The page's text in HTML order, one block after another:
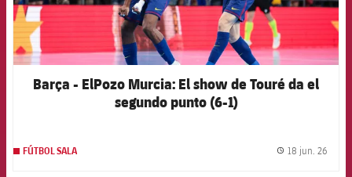
Barça - ElPozo Murcia: El show de Touré da el
segundo punto (6-1)
FÚTBOL SALA 18 jun. 26